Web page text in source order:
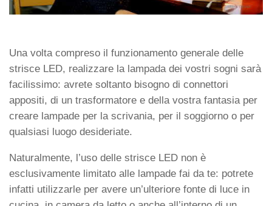
Una volta compreso il funzionamento generale delle
strisce LED, realizzare la lampada dei vostri sogni sarà
facilissimo: avrete soltanto bisogno di connettori
appositi, di un trasformatore e della vostra fantasia per
creare lampade per la scrivania, per il soggiorno o per
qualsiasi luogo desideriate.
Naturalmente, l’uso delle strisce LED non è
esclusivamente limitato alle lampade fai da te: potrete
infatti utilizzarle per avere un’ulteriore fonte di luce in